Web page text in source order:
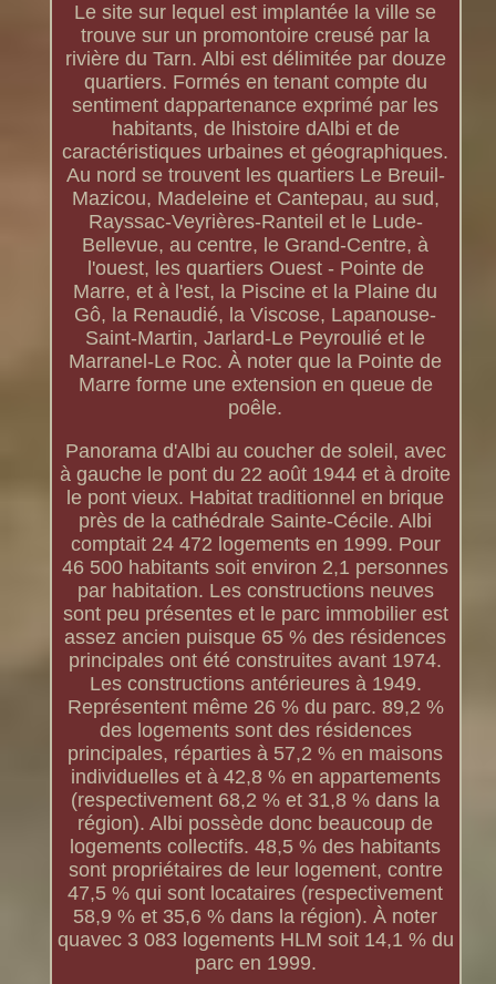
Le site sur lequel est implantée la ville se
trouve sur un promontoire creusé par la
rivière du Tarn. Albi est délimitée par douze
quartiers. Formés en tenant compte du
sentiment dappartenance exprimé par les
habitants, de lhistoire dAlbi et de
caractéristiques urbaines et géographiques.
Au nord se trouvent les quartiers Le Breuil-
Mazicou, Madeleine et Cantepau, au sud,
Rayssac-Veyrières-Ranteil et le Lude-
Bellevue, au centre, le Grand-Centre, à
l'ouest, les quartiers Ouest - Pointe de
Marre, et à l'est, la Piscine et la Plaine du
Gô, la Renaudié, la Viscose, Lapanouse-
Saint-Martin, Jarlard-Le Peyroulié et le
Marranel-Le Roc. À noter que la Pointe de
Marre forme une extension en queue de
poêle.
Panorama d'Albi au coucher de soleil, avec
à gauche le pont du 22 août 1944 et à droite
le pont vieux. Habitat traditionnel en brique
près de la cathédrale Sainte-Cécile. Albi
comptait 24 472 logements en 1999. Pour
46 500 habitants soit environ 2,1 personnes
par habitation. Les constructions neuves
sont peu présentes et le parc immobilier est
assez ancien puisque 65 % des résidences
principales ont été construites avant 1974.
Les constructions antérieures à 1949.
Représentent même 26 % du parc. 89,2 %
des logements sont des résidences
principales, réparties à 57,2 % en maisons
individuelles et à 42,8 % en appartements
(respectivement 68,2 % et 31,8 % dans la
région). Albi possède donc beaucoup de
logements collectifs. 48,5 % des habitants
sont propriétaires de leur logement, contre
47,5 % qui sont locataires (respectivement
58,9 % et 35,6 % dans la région). À noter
quavec 3 083 logements HLM soit 14,1 % du
parc en 1999.